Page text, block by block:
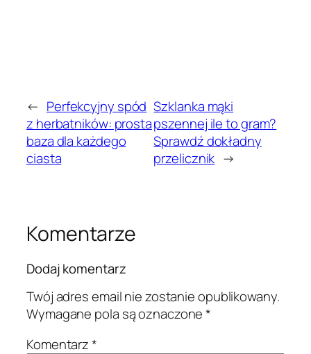
← Perfekcyjny spód
z herbatników: prosta
baza dla każdego
ciasta
Szklanka mąki
pszennej ile to gram?
Sprawdź dokładny
przelicznik →
Komentarze
Dodaj komentarz
Twój adres email nie zostanie opublikowany.
Wymagane pola są oznaczone*
Komentarz*